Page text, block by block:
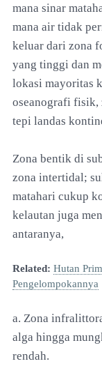
mana sinar
mana air tidak
keluar dari zona
yang tinggi dan
lokasi mayoritas
oseanografi fisik,
tepi landas
Zona bentik di
zona intertidal;
matahari cukup
kelautan juga
antaranya,
Related: Hutan
Pengelompokannya
a. Zona
alga hingga
rendah.